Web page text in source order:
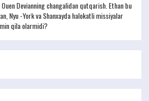
Devianning changalidan qutqarish. Ethan bu
Nyu -York va Shanxayda halokatli missiyalar
qila olarmidi?